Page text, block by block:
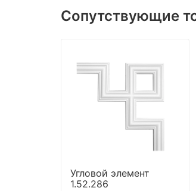
Сопутствующие
Угловой элемент
1.52.286